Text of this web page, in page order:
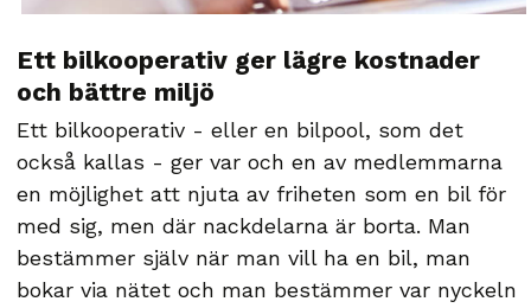
Ett bilkooperativ ger lägre kostnader
och bättre miljö
Ett bilkooperativ - eller en bilpool, som det
också kallas - ger var och en av medlemmarna
en möjlighet att njuta av friheten som en bil för
med sig, men där nackdelarna är borta. Man
bestämmer själv när man vill ha en bil, man
bokar via nätet och man bestämmer var nyckeln